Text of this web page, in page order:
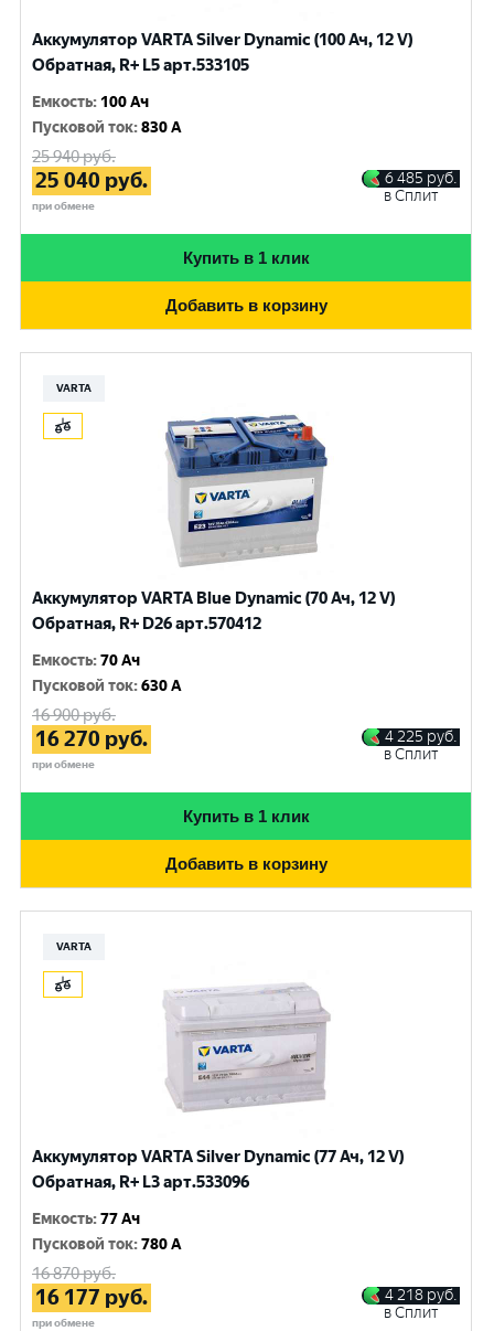
Аккумулятор VARTA Silver Dynamic (100 Ач, 12 V)
Обратная, R+ L5 арт.533105
Емкость: 100 Ач
Пусковой ток:830 A
25 940руб.
25 040 руб.
при обмене
6 485 руб.
в Сплит
Купить в 1 клик
Добавить в корзину
VARTA
Аккумулятор VARTA Blue Dynamic (70 Ач, 12 V)
Обратная, R+ D26 арт.570412
Емкость:70 Ач
Пусковой ток:630 A
16 900руб.
16 270 руб.
при обмене
4 225 руб.
в Сплит
Купить в 1 клик
Добавить в корзину
VARTA
Аккумулятор VARTA Silver Dynamic (77 Ач, 12 V)
Обратная, R+ L3 арт.533096
Емкость:77 Ач
Пусковой ток:780 A
16 870руб.
16 177 руб.
при обмене
4 218 руб.
в Сплит